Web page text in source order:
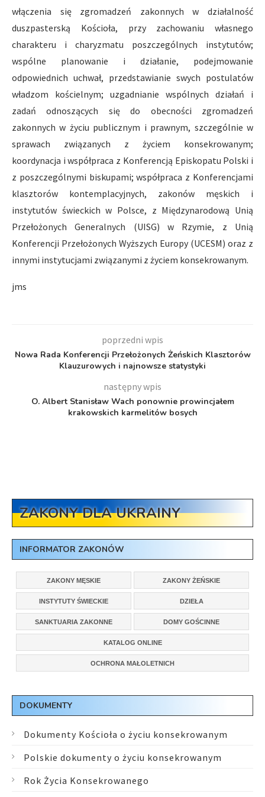
włączenia się zgromadzeń zakonnych w działalność
duszpasterską Kościoła, przy zachowaniu własnego
charakteru i charyzmatu poszczególnych instytutów;
wspólne planowanie i działanie, podejmowanie
odpowiednich uchwał, przedstawianie swych postulatów
władzom kościelnym; uzgadnianie wspólnych działań i
zadań odnoszących się do obecności zgromadzeń
zakonnych w życiu publicznym i prawnym, szczególnie w
sprawach związanych z życiem konsekrowanym;
koordynacja i współpraca z Konferencją Episkopatu Polski i
z poszczególnymi biskupami; współpraca z Konferencjami
klasztorów kontemplacyjnych, zakonów męskich i
instytutów świeckich w Polsce, z Międzynarodową Unią
Przełożonych Generalnych (UISG) w Rzymie, z Unią
Konferencji Przełożonych Wyższych Europy (UCESM) oraz z
innymi instytucjami związanymi z życiem konsekrowanym.
jms
poprzedni wpis
Nowa Rada Konferencji Przełożonych Żeńskich Klasztorów
Klauzurowych i najnowsze statystyki
następny wpis
O. Albert Stanisław Wach ponownie prowincjałem
krakowskich karmelitów bosych
ZAKONY DLA UKRAINY
INFORMATOR ZAKONÓW
ZAKONY MĘSKIE ZAKONY ŻEŃSKIE
INSTYTUTY ŚWIECKIE DZIEŁA
SANKTUARIA ZAKONNE DOMY GOŚCINNE
KATALOG ONLINE
OCHRONA MAŁOLETNICH
DOKUMENTY
Dokumenty Kościoła o życiu konsekrowanym
Polskie dokumenty o życiu konsekrowanym
Rok Życia Konsekrowanego